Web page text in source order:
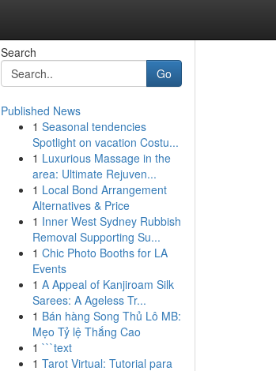
Search
Go
Published News
1 Seasonal tendencies
Spotlight on vacation Costu...
1 Luxurious Massage in the
area: Ultimate Rejuven...
1 Local Bond Arrangement
Alternatives & Price
1 Inner West Sydney Rubbish
Removal Supporting Su...
1 Chic Photo Booths for LA
Events
1 A Appeal of Kanjiroam Silk
Sarees: A Ageless Tr...
1 Bán hàng Song Thủ Lô MB:
Mẹo Tỷ lệ Thắng Cao
1 ```text
1 Tarot Virtual: Tutorial para